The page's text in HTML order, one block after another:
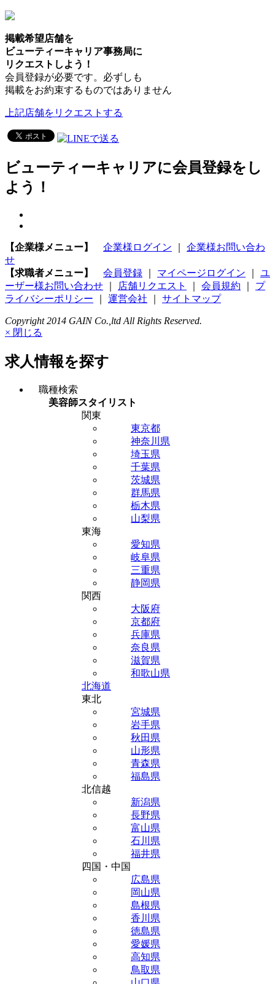
掲載希望店舗を
ビューティーキャリア事務局に
リクエストしよう！
会員登録が必要です。必ずしも
掲載をお約束するものではありません
上記店舗をリクエストする
ビューティーキャリアに会員登録をし
よう！
【企業様メニュー】 企業様ログイン
企業様お問い合わ
せ
【求職者メニュー】
会員登録 マイページログイン
ユ
ーザー様お問い合わせ
店舗リクエスト 会員規約
プ
ライバシーポリシー
運営会社 サイトマップ
Copyright 2014 GAIN Co.,ltd All Rights Reserved.
× 閉じる
求人情報を探す
職種検索
美容師スタイリスト
関東
東京都
神奈川県
埼玉県
千葉県
茨城県
群馬県
栃木県
山梨県
東海
愛知県
岐阜県
三重県
静岡県
関西
大阪府
京都府
兵庫県
奈良県
滋賀県
和歌山県
北海道
東北
宮城県
岩手県
秋田県
山形県
青森県
福島県
北信越
新潟県
長野県
富山県
石川県
福井県
四国・中国
広島県
岡山県
島根県
香川県
徳島県
愛媛県
高知県
鳥取県